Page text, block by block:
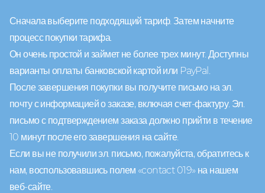
Сначала выберите подходящий тариф. Затем начните
процесс покупки тарифа.
Он очень простой и займет не более трех минут. Доступны
варианты оплаты банковской картой или PayPal.
После завершения покупки вы получите письмо на эл.
почту с информацией о заказе, включая счет-фактуру. Эл.
письмо с подтверждением заказа должно прийти в течение
10 минут после его завершения на сайте.
Если вы не получили эл. письмо, пожалуйста, обратитесь к
нам, воспользовавшись полем «contact 019» на нашем
веб-сайте.